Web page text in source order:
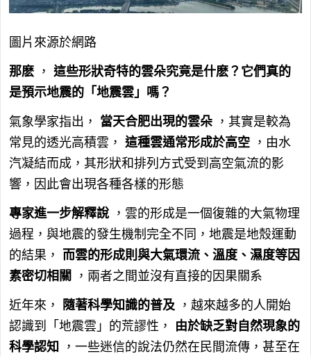
圖片來源於網路
那麽 ， 這些形狀奇特的雲朵究竟是什麽？它們真的
是預示地震的「地震雲」嗎？
氣象學家指出， 當天合肥出現的雲朵 ，其實是較為
常見的透光高積雲， 這種雲通常形成於高空 ，由水
汽凝結而成，其形狀和排列方式受到高空氣流的影
響，因此會出現各種各樣的形態
專家進一步解釋說 ，雲的形成是一個復雜的大氣物理
過程，與地震的發生機制完全不同，地震是地殼運動
的結果， 而雲的形成則與大氣環流、溫度、濕度等因
素密切相關
，兩者之間並沒有直接的因果關系
近年來， 隨著科學知識的普及 ，越來越多的人開始
認識到「地震雲」的荒謬性， 由於缺乏對自然現象的
科學認知
，一些迷信的說法仍然在民間流傳，甚至在